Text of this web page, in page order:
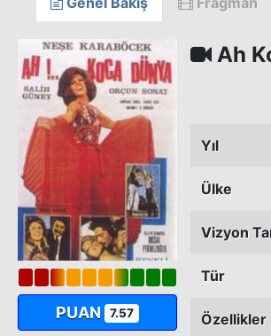
PUAN 7.57
Ah
Yıl
Ülke
Vizyon
Tür
Özellikler